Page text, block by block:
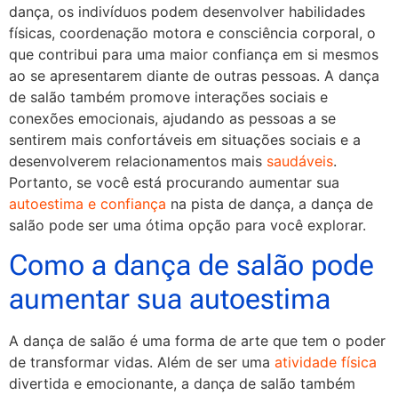
dança, os indivíduos podem desenvolver habilidades
físicas, coordenação motora e consciência corporal, o
que contribui para uma maior confiança em si mesmos
ao se apresentarem diante de outras pessoas. A dança
de salão também promove interações sociais e
conexões emocionais, ajudando as pessoas a se
sentirem mais confortáveis em situações sociais e a
desenvolverem relacionamentos mais saudáveis.
Portanto, se você está procurando aumentar sua
autoestima e confiança na pista de dança, a dança de
salão pode ser uma ótima opção para você explorar.
Como a dança de salão pode
aumentar sua autoestima
A dança de salão é uma forma de arte que tem o poder
de transformar vidas. Além de ser uma atividade física
divertida e emocionante, a dança de salão também